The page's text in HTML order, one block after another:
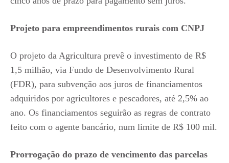
Projeto para empreendimentos rurais com CNPJ
O projeto da Agricultura prevê o investimento de R$
1,5 milhão, via Fundo de Desenvolvimento Rural
(FDR), para subvenção aos juros de financiamentos
adquiridos por agricultores e pescadores, até 2,5% ao
ano. Os financiamentos seguirão as regras de contrato
feito com o agente bancário, num limite de R$ 100 mil.
Prorrogação do prazo de vencimento das parcelas